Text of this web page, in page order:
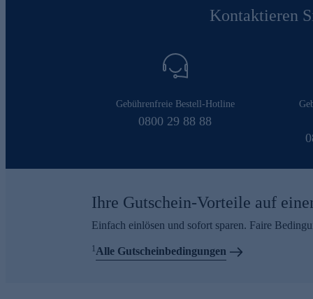
Kontaktieren
Gebührenfreie Bestell-Hotline
0800 29 88 88
Ihre Gutschein-Vorteile auf
Einfach einlösen und sofort sparen. Faire
1Alle Gutscheinbedingungen